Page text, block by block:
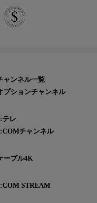
ャンネル一覧
プションチャンネル
テレ
チャンネル
ーブル4K
STREAM